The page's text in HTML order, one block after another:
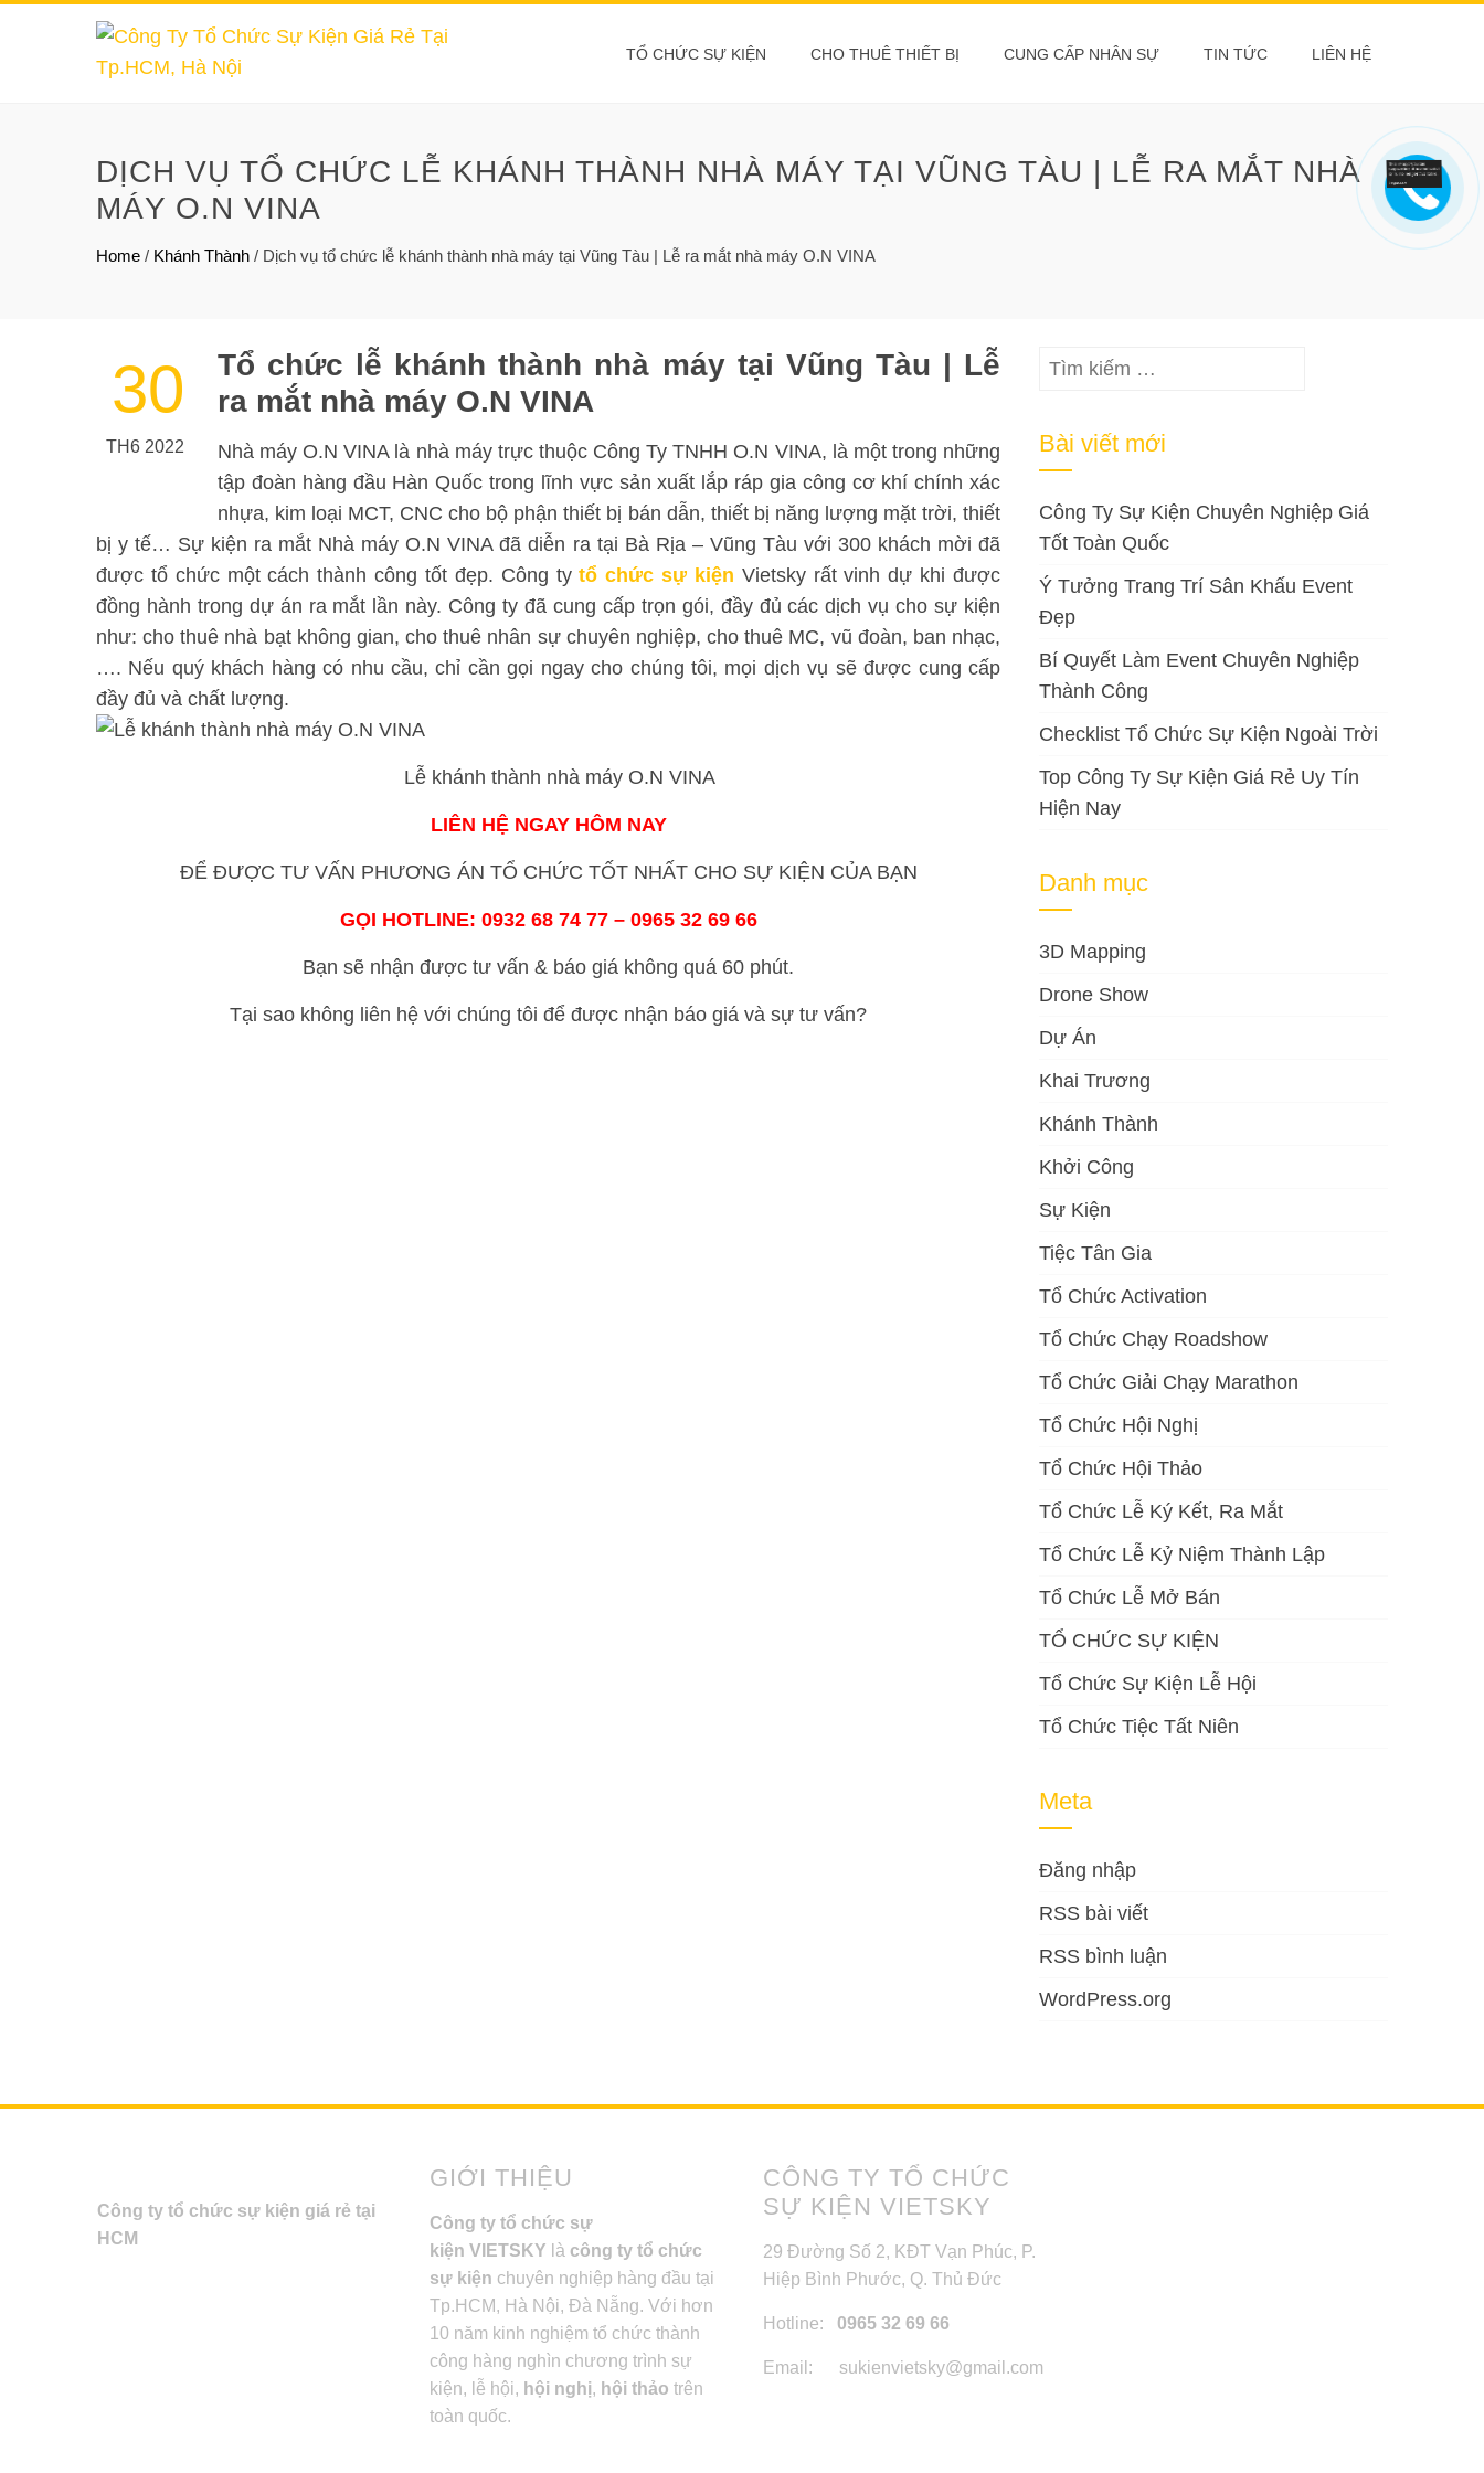
TỔ CHỨC SỰ KIỆN CHO THUÊ THIẾT BỊ CUNG CẤP NHÂN SỰ TIN TỨC LIÊN HỆ
DỊCH VỤ TỔ CHỨC LỄ KHÁNH THÀNH NHÀ MÁY TẠI VŨNG TÀU | LỄ RA MẮT NHÀ
MÁY O.N VINA
Home / Khánh Thành / Dịch vụ tổ chức lễ khánh thành nhà máy tại Vũng Tàu | Lễ ra mắt nhà máy O.N VINA
30
TH6 2022
Tổ chức lễ khánh thành nhà máy tại Vũng Tàu | Lễ
ra mắt nhà máy O.N VINA
Nhà máy O.N VINA là nhà máy trực thuộc Công Ty TNHH O.N VINA, là một trong những
tập đoàn hàng đầu Hàn Quốc trong lĩnh vực sản xuất lắp ráp gia công cơ khí chính xác
nhựa, kim loại MCT, CNC cho bộ phận thiết bị bán dẫn, thiết bị năng lượng mặt trời, thiết
bị y tế… Sự kiện ra mắt Nhà máy O.N VINA đã diễn ra tại Bà Rịa – Vũng Tàu với 300 khách mời đã
được tổ chức một cách thành công tốt đẹp. Công tytổ chức sự kiện Vietsky rất vinh dự khi được
đồng hành trong dự án ra mắt lần này. Công ty đã cung cấp trọn gói, đầy đủ các dịch vụ cho sự kiện
như: cho thuê nhà bạt không gian, cho thuê nhân sự chuyên nghiệp, cho thuê MC, vũ đoàn, ban nhạc,
…. Nếu quý khách hàng có nhu cầu, chỉ cần gọi ngay cho chúng tôi, mọi dịch vụ sẽ được cung cấp
đầy đủ và chất lượng.
Lễ khánh thành nhà máy O.N VINA
LIÊN HỆ NGAY HÔM NAY
ĐỂ ĐƯỢC TƯ VẤN PHƯƠNG ÁN TỔ CHỨC TỐT NHẤT CHO SỰ KIỆN CỦA BẠN
GỌI HOTLINE: 0932 68 74 77 – 0965 32 69 66
Bạn sẽ nhận được tư vấn & báo giá không quá 60 phút.
Tại sao không liên hệ với chúng tôi để được nhận báo giá và sự tư vấn?
Tìm
Bài viết mới
Công Ty Sự Kiện Chuyên Nghiệp Giá
Tốt Toàn Quốc
Ý Tưởng Trang Trí Sân Khấu Event
Đẹp
Bí Quyết Làm Event Chuyên Nghiệp
Thành Công
Checklist Tổ Chức Sự Kiện Ngoài Trời
Top Công Ty Sự Kiện Giá Rẻ Uy Tín
Hiện Nay
Danh mục
3D Mapping
Drone Show
Dự Án
Khai Trương
Khánh Thành
Khởi Công
Sự Kiện
Tiệc Tân Gia
Tổ Chức Activation
Tổ Chức Chạy Roadshow
Tổ Chức Giải Chạy Marathon
Tổ Chức Hội Nghị
Tổ Chức Hội Thảo
Tổ Chức Lễ Ký Kết, Ra Mắt
Tổ Chức Lễ Kỷ Niệm Thành Lập
Tổ Chức Lễ Mở Bán
TỔ CHỨC SỰ KIỆN
Tổ Chức Sự Kiện Lễ Hội
Tổ Chức Tiệc Tất Niên
Meta
Đăng nhập
RSS bài viết
RSS bình luận
WordPress.org
Công ty tổ chức sự kiện giá rẻ tại
HCM
GIỚI THIỆU
Công ty tổ chức sự
kiện VIETSKY làcông ty tổ chức
sự kiện chuyên nghiệp hàng đầu tại
Tp.HCM, Hà Nội, Đà Nẵng. Với hơn
10 năm kinh nghiệm tổ chức thành
công hàng nghìn chương trình sự
kiện, lễ hội, hội nghị, hội thảo trên
toàn quốc.
CÔNG TY TỔ CHỨC
SỰ KIỆN VIETSKY
29 Đường Số 2, KĐT Vạn Phúc, P.
Hiệp Bình Phước, Q. Thủ Đức
Hotline: 0965 32 69 66
Email: sukienvietsky@gmail.com